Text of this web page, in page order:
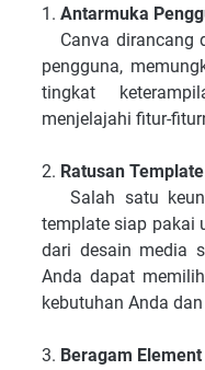
1. Antarmuka
Canva dirancang
pengguna,
tingkat
menjelajahi fitur-
2. Ratusan
Salah satu
template siap pakai
dari desain media
Anda dapat
kebutuhan Anda
3. Beragam